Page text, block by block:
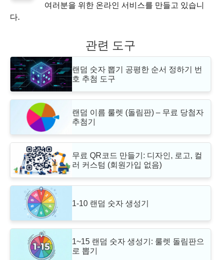
여러분을 위한 온라인 서비스를 만들고 있습니
다.
관련 도구
랜덤 숫자 뽑기 공평한 순서 정하기 번
호 추첨 도구
랜덤 이름 룰렛 (돌림판) – 무료 당첨자
추첨기
무료 QR코드 만들기: 디자인, 로고, 컬
러 커스텀 (회원가입 없음)
1-10 랜덤 숫자 생성기
1~15 랜덤 숫자 생성기: 룰렛 돌림판으
로 뽑기